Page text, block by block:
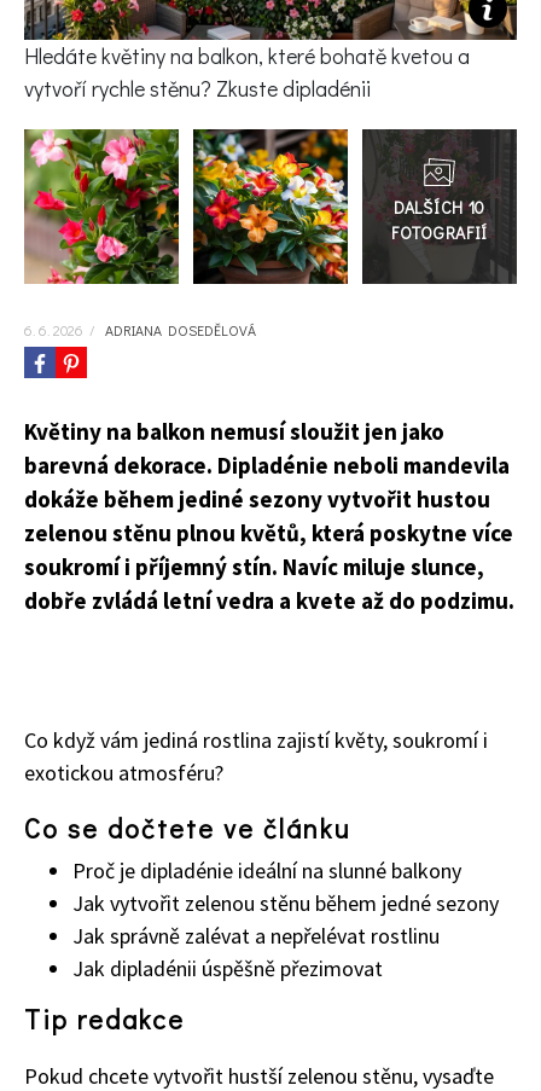
KVÍZY A TESTY
Hledáte květiny na balkon, které bohatě kvetou a
vytvoří rychle stěnu? Zkuste dipladénii
Přejít
do
galerie
6. 6. 2026 / ADRIANA DOSEDĚLOVÁ
Květiny na balkon nemusí sloužit jen jako
barevná dekorace. Dipladénie neboli mandevila
dokáže během jediné sezony vytvořit hustou
zelenou stěnu plnou květů, která poskytne více
soukromí i příjemný stín. Navíc miluje slunce,
dobře zvládá letní vedra a kvete až do podzimu.
Co když vám jediná rostlina zajistí květy, soukromí i
exotickou atmosféru?
Co se dočtete ve článku
Proč je dipladénie ideální na slunné balkony
Jak vytvořit zelenou stěnu během jedné sezony
Jak správně zalévat a nepřelévat rostlinu
Jak dipladénii úspěšně přezimovat
Tip redakce
Pokud chcete vytvořit hustší zelenou stěnu, vysaďte